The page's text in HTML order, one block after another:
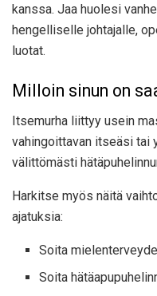
kanssa. Jaa huolesi
hengelliselle johtajalle,
luotat.
Milloin sinun on
Itsemurha liittyy usein
vahingoittavan itseäsi tai
välittömästi
Harkitse myös näitä
ajatuksia:
Soita
Soita